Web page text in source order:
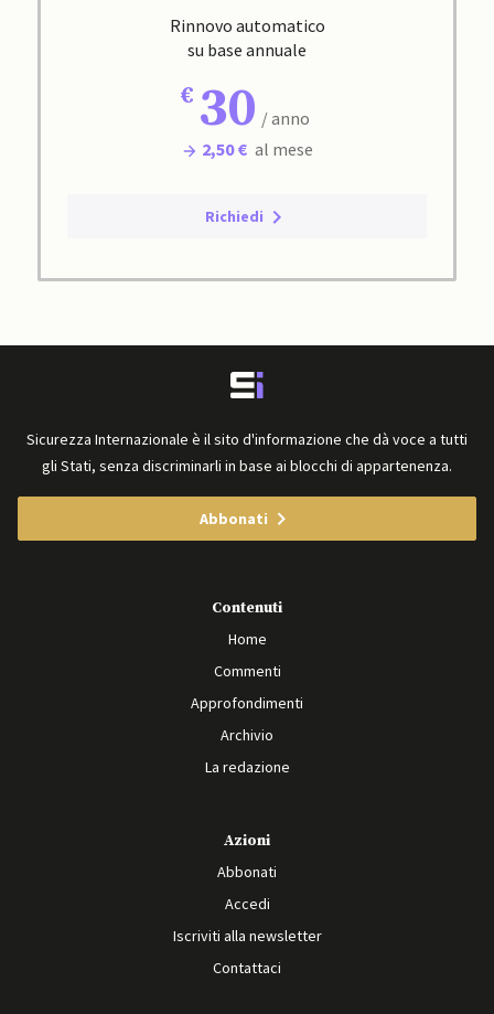
Rinnovo automatico
su base annuale
30 / anno
2,50 € al mese
Richiedi
Sicurezza Internazionale è il sito d'informazione che dà voce a tutti
gli Stati, senza discriminarli in base ai blocchi di appartenenza.
Abbonati
Contenuti
Home
Commenti
Approfondimenti
Archivio
La redazione
Azioni
Abbonati
Accedi
Iscriviti alla newsletter
Contattaci